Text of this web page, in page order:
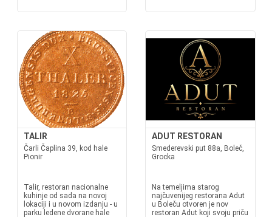
TALIR
Čarli Čaplina 39, kod hale
Pionir
Talir, restoran nacionalne
kuhinje od sada na novoj
lokaciji i u novom izdanju - u
parku ledene dvorane hale
ADUT RESTORAN
Smederevski put 88a, Boleč,
Grocka
Na temeljima starog
najčuvenijeg restorana Adut
u Boleču otvoren je nov
restoran Adut koji svoju priču